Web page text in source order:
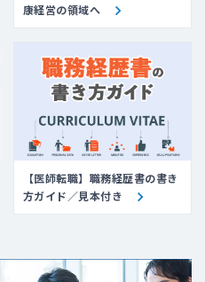
康経営の領域へ
【医師転職】職務経歴書の書き
方ガイド／見本付き